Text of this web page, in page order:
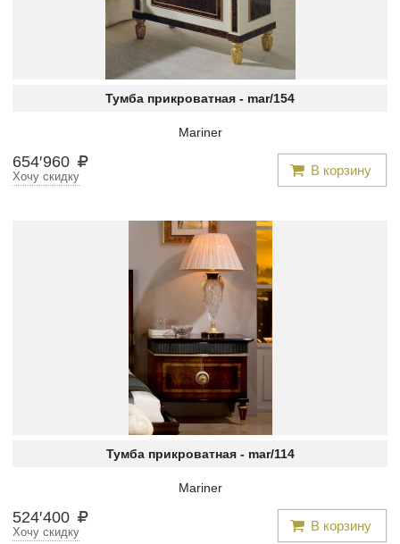
Тумба прикроватная - mar/154
Mariner
654′960 В корзину
Хочу скидку
Тумба прикроватная - mar/114
Mariner
524′400 В корзину
Хочу скидку